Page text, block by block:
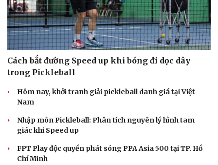
Cách bắt đường Speed up khi bóng đi dọc dây
trong Pickleball
Hôm nay, khởi tranh giải pickleball danh giá tại Việt
Nam
Nhập môn Pickleball: Phân tích nguyên lý hình tam
giác khi Speed up
FPT Play độc quyền phát sóng PPA Asia 500 tại TP. Hồ
Chí Minh